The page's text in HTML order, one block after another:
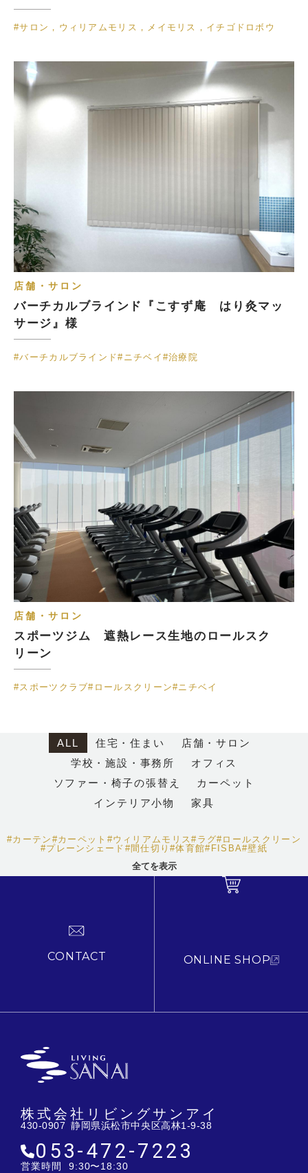
#サロン，ウィリアムモリス，メイモリス，イチゴドロボウ
店舗・サロン
バーチカルブラインド『こすず庵 はり灸マッ
サージ』様
#バーチカルブラインド#ニチベイ #治療院
店舗・サロン
スポーツジム 遮熱レース生地のロールスク
リーン
#スポーツクラブ#ロールスクリーン#ニチベイ
ALL 住宅・住まい
店舗・サロン
学校・施設・事務所
オフィス
ソファー・椅子の張替え
カーペット
インテリア小物
家具
#カーテン #カーペット #ウィリアムモリス#ラグ#ロールスクリーン
#プレーンシェード #間仕切り#体育館#FISBA#壁紙
全てを表示
株式会社リビングサンアイ
430-0907 静岡県浜松市中央区高林1-9-38
053-472-7223
営業時間
9:30〜18:30
CONTACT ONLINE SHOP